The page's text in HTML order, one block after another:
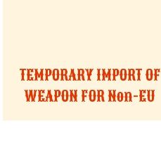
TEMPORARY IMPORT OF
WEAPON FOR Non-EU